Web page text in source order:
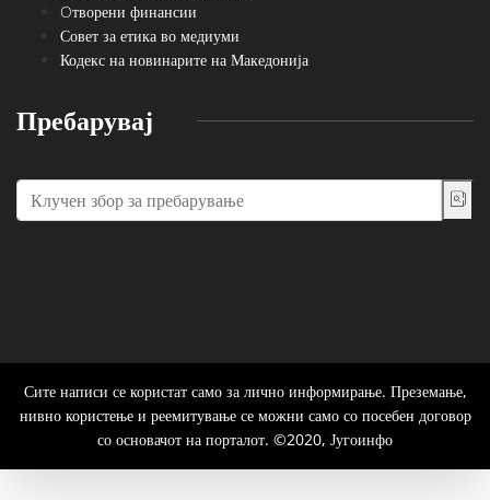
Oтворени финансии
Совет за етика во медиуми
Кодекс на новинарите на Македонија
Пребарувај
Сите написи се користат само за лично информирање. Преземање,
нивно користење и реемитување се можни само со посебен договор
со основачот на порталот. ©2020, Југоинфо